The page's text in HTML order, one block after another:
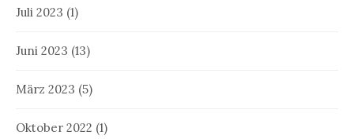
Juli 2023 (1)
Juni 2023 (13)
März 2023 (5)
Oktober 2022 (1)